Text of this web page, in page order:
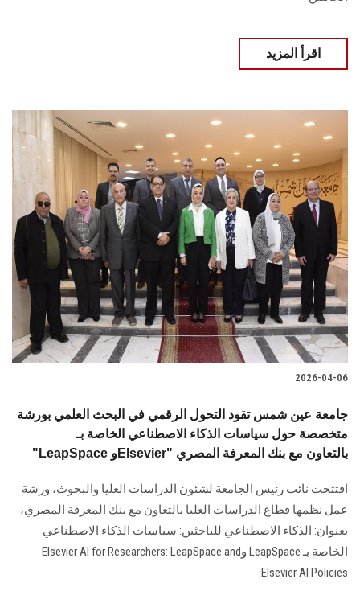
اقرأ المزيد
2026-04-06
جامعة عين شمس تقود التحول الرقمي في البحث العلمي بورشة
متخصصة حول سياسات الذكاء الاصطناعي الخاصة بـ
"LeapSpace وElsevier" بالتعاون مع بنك المعرفة المصري
افتتحت نائب رئيس الجامعة لشئون الدراسات العليا والبحوث، ورشة
عمل نظمها قطاع الدراسات العليا بالتعاون مع بنك المعرفة المصري،
بعنوان: الذكاء الاصطناعي للباحثين: سياسات الذكاء الاصطناعي
الخاصة بـ LeapSpace وElsevier AI for Researchers: LeapSpace and
Elsevier AI Policies.